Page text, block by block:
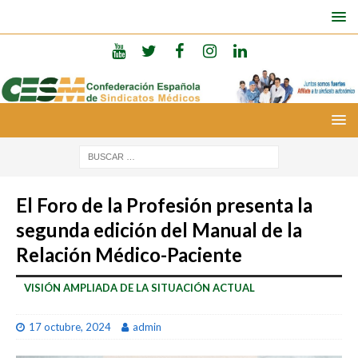
El Foro de la Profesión presenta la
segunda edición del Manual de la
Relación Médico-Paciente
VISIÓN AMPLIADA DE LA SITUACIÓN ACTUAL
17 octubre, 2024 admin